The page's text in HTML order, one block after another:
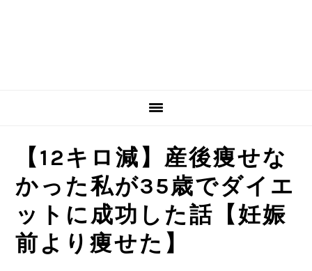
【12キロ減】産後痩せな
かった私が35歳でダイエ
ットに成功した話【妊娠
前より痩せた】